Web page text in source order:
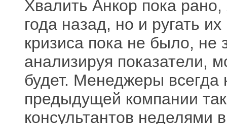
Хвалить Анкор пока
года назад, но и ругать
кризиса пока не было, не
анализируя показатели,
будет. Менеджеры всегда
предыдущей компании
консультантов неделями